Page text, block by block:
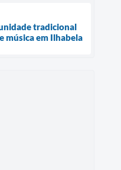
tradicional
música em Ilhabela